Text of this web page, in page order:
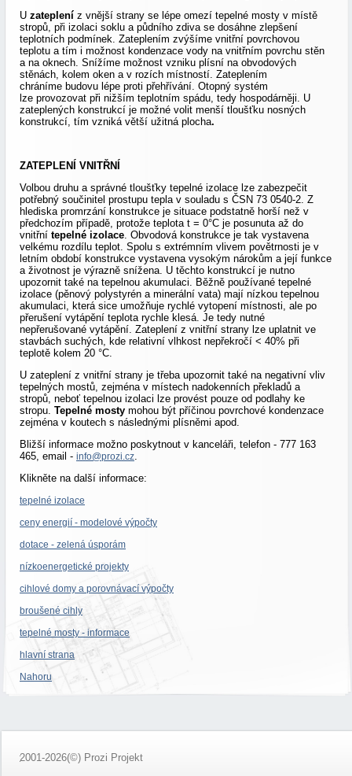
U zateplení z vnější strany se lépe omezí tepelné mosty v místě
stropů, při izolaci soklu a půdního zdiva se dosáhne zlepšení
teplotních podmínek. Zateplením zvýšíme vnitřní povrchovou
teplotu a tím i možnost kondenzace vody na vnitřním povrchu stěn
a na oknech. Snížíme možnost vzniku plísní na obvodových
stěnách, kolem oken a v rozích místností. Zateplením
chráníme budovu lépe proti přehřívání. Otopný systém
lze provozovat při nižším teplotním spádu, tedy hospodárněji. U
zateplených konstrukcí je možné volit menší tloušťku nosných
konstrukcí, tím vzniká větší užitná plocha.
ZATEPLENÍ VNITŘNÍ
Volbou druhu a správné tloušťky tepelné izolace lze zabezpečit
potřebný součinitel prostupu tepla v souladu s ČSN 73 0540-2. Z
hlediska promrzání konstrukce je situace podstatně horší než v
předchozím případě, protože teplota t = 0°C je posunuta až do
vnitřní tepelné izolace . Obvodová konstrukce je tak vystavena
velkému rozdílu teplot. Spolu s extrémním vlivem povětrnosti je v
letním období konstrukce vystavena vysokým nárokům a její funkce
a životnost je výrazně snížena. U těchto konstrukcí je nutno
upozornit také na tepelnou akumulaci. Běžně používané tepelné
izolace (pěnový polystyrén a minerální vata) mají nízkou tepelnou
akumulaci, která sice umožňuje rychlé vytopení místnosti, ale po
přerušení vytápění teplota rychle klesá. Je tedy nutné
nepřerušované vytápění. Zateplení z vnitřní strany lze uplatnit ve
stavbách suchých, kde relativní vlhkost nepřekročí < 40% při
teplotě kolem 20 °C.
U zateplení z vnitřní strany je třeba upozornit také na negativní vliv
tepelných mostů, zejména v místech nadokenních překladů a
stropů, neboť tepelnou izolaci lze provést pouze od podlahy ke
stropu. Tepelné mosty mohou být příčinou povrchové kondenzace
zejména v koutech s následnými plísněmi apod.
Bližší informace možno poskytnout v kanceláři, telefon - 777 163
465, email - info@prozi.cz
Klikněte na další informace:
tepelné izolace
ceny energií - modelové výpočty
dotace - zelená úsporám
nízkoenergetické projekty
cihlové domy a porovnávací výpočty
broušené cihly
tepelné mosty - informace
hlavní strana
Nahoru
2001-2026(©) Prozi Projekt